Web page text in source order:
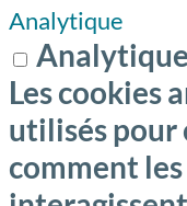
Analytique
Analytique
Les cookies
utilisés pour
comment